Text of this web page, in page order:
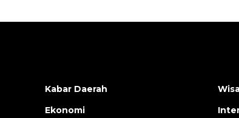
Kabar Daerah
Ekonomi